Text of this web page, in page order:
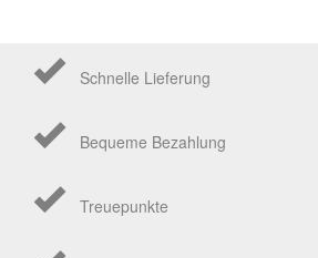
Schnelle Lieferung
Bequeme Bezahlung
Treuepunkte